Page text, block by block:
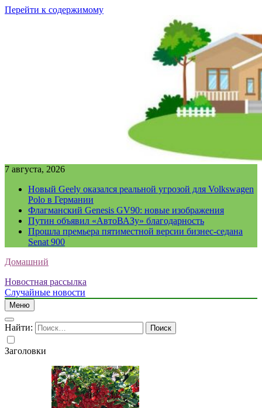
Перейти к содержимому
7 августа, 2026
Новый Geely оказался реальной угрозой для Volkswagen
Polo в Германии
Флагманский Genesis GV90: новые изображения
Путин объявил «АвтоВАЗу» благодарность
Прошла премьера пятиместной версии бизнес-седана
Senat 900
Домашний
Новостная рассылка
Случайные новости
Меню
Найти:
Заголовки